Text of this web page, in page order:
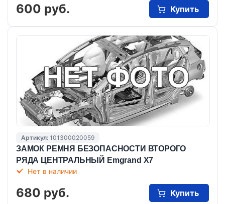
600 руб. Купить
Артикул: 101300020059
ЗАМОК РЕМНЯ БЕЗОПАСНОСТИ ВТОРОГО
РЯДА ЦЕНТРАЛЬНЫЙ Emgrand X7
Нет в наличии
680 руб. Купить